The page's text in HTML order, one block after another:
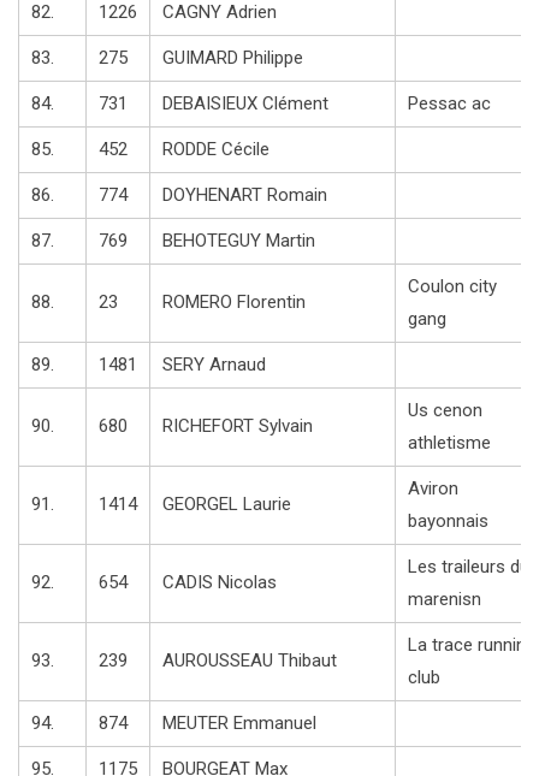
82. 1226 CAGNY Adrien
83. 275 GUIMARD Philippe
84. 731 DEBAISIEUX Clément Pessac ac
85. 452 RODDE Cécile
86. 774 DOYHENART Romain
87. 769 BEHOTEGUY Martin
88. 23 ROMERO Florentin
Coulon city
gang
89. 1481 SERY Arnaud
90. 680 RICHEFORT Sylvain
Us cenon
athletisme
91. 1414 GEORGEL Laurie
Aviron
bayonnais
92. 654 CADIS Nicolas
Les traileurs du
marenisn
93. 239 AUROUSSEAU Thibaut
La trace running
club
94. 874 MEUTER Emmanuel
95. 1175 BOURGEAT Max